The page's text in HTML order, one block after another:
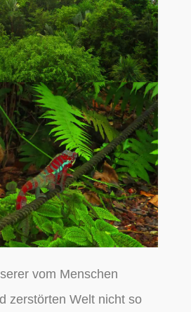
vom Menschen
zerstörten Welt nicht so